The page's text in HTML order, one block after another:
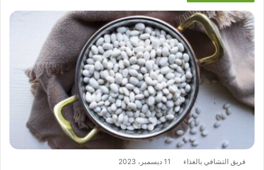
فريق التشافي بالغذاء 11 ديسمبر، 2023